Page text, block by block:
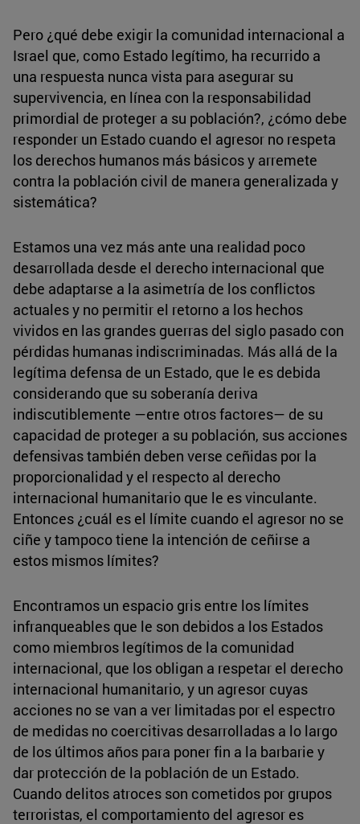
Pero ¿qué debe exigir la comunidad internacional a
Israel que, como Estado legítimo, ha recurrido a
una respuesta nunca vista para asegurar su
supervivencia, en línea con la responsabilidad
primordial de proteger a su población?, ¿cómo debe
responder un Estado cuando el agresor no respeta
los derechos humanos más básicos y arremete
contra la población civil de manera generalizada y
sistemática?
Estamos una vez más ante una realidad poco
desarrollada desde el derecho internacional que
debe adaptarse a la asimetría de los conflictos
actuales y no permitir el retorno a los hechos
vividos en las grandes guerras del siglo pasado con
pérdidas humanas indiscriminadas. Más allá de la
legítima defensa de un Estado, que le es debida
considerando que su soberanía deriva
indiscutiblemente —entre otros factores— de su
capacidad de proteger a su población, sus acciones
defensivas también deben verse ceñidas por la
proporcionalidad y el respecto al derecho
internacional humanitario que le es vinculante.
Entonces ¿cuál es el límite cuando el agresor no se
ciñe y tampoco tiene la intención de ceñirse a
estos mismos límites?
Encontramos un espacio gris entre los límites
infranqueables que le son debidos a los Estados
como miembros legítimos de la comunidad
internacional, que los obligan a respetar el derecho
internacional humanitario, y un agresor cuyas
acciones no se van a ver limitadas por el espectro
de medidas no coercitivas desarrolladas a lo largo
de los últimos años para poner fin a la barbarie y
dar protección de la población de un Estado.
Cuando delitos atroces son cometidos por grupos
terroristas, el comportamiento del agresor es